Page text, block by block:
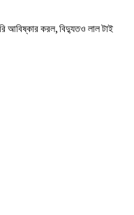
আবিষ্কার করল, বিদ্যুতও লাল টাই